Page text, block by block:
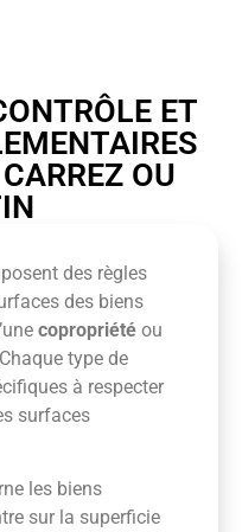
ET
OU
des règles
des biens
copropriété ou
type de
à respecter
surfaces
les biens
sur la superficie